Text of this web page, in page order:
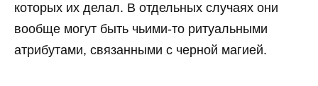
которых их делал. В отдельных случаях они
вообще могут быть чьими-то ритуальными
атрибутами, связанными с черной магией.